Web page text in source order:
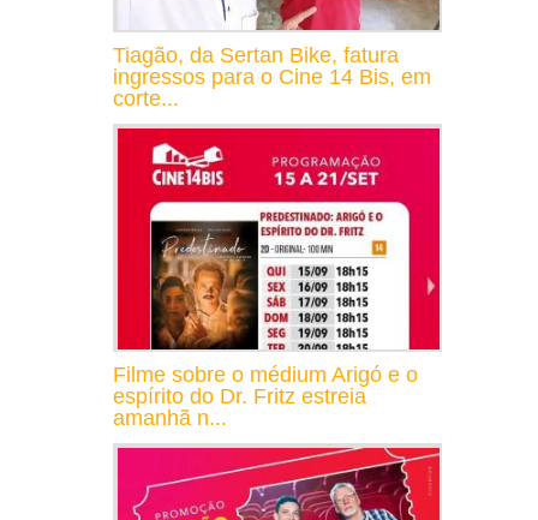
Tiagão, da Sertan Bike, fatura
ingressos para o Cine 14 Bis, em
corte...
Filme sobre o médium Arigó e o
espírito do Dr. Fritz estreia
amanhã n...